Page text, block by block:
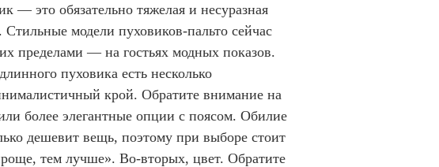
— это обязательно тяжелая и несуразная
модели пуховиков-пальто сейчас
пределами — на гостьях модных показов.
пуховика есть несколько
крой. Обратите внимание на
более элегантные опции с поясом. Обилие
дешевит вещь, поэтому при выборе стоит
тем лучше». Во-вторых, цвет. Обратите